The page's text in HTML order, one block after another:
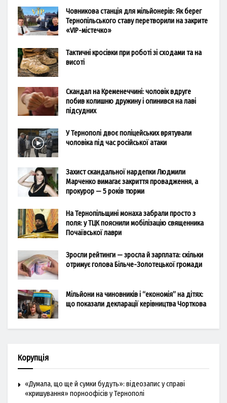
Човникова станція для мільйонерів: Як берег
Тернопільського ставу перетворили на закрите
«VIP-містечко»
Тактичні кросівки при роботі зі сходами та на
висоті
Скандал на Кременеччині: чоловік вдруге
побив колишню дружину і опинився на лаві
підсудних
У Тернополі двоє поліцейських врятували
чоловіка під час російської атаки
Захист скандальної нардепки Людмили
Марченко вимагає закриття провадження, а
прокурор — 5 років тюрми
На Тернопільщині монаха забрали просто з
поля: у ТЦК пояснили мобілізацію священника
Почаївської лаври
Зросли рейтинги — зросла й зарплата: скільки
отримує голова Більче-Золотецької громади
Мільйони на чиновників і “економія” на дітях:
що показали декларації керівництва Чорткова
Корупція
«Думала, що ще й сумки будуть»: відеозапис у справі
«кришування» порноофісів у Тернополі